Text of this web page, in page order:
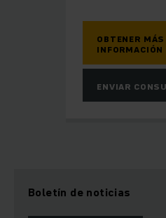
OBTENER MÁS
INFORMACIÓN
ENVIAR
Boletín de noticias